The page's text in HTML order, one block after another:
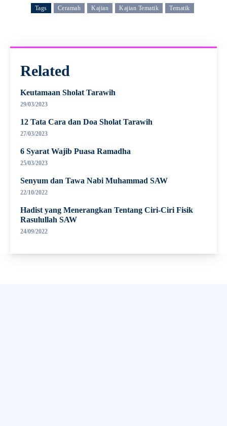
Tags Ceramah Kajian Kajian Tematik Tematik
Related
Keutamaan Sholat Tarawih
29/03/2023
12 Tata Cara dan Doa Sholat Tarawih
27/03/2023
6 Syarat Wajib Puasa Ramadha
25/03/2023
Senyum dan Tawa Nabi Muhammad SAW
22/10/2022
Hadist yang Menerangkan Tentang Ciri-Ciri Fisik
Rasulullah SAW
24/09/2022